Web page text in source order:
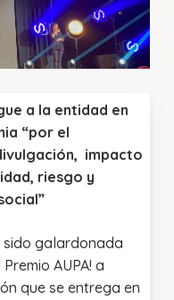
a la entidad en
“por el
impacto
riesgo y
sido galardonada
AUPA! a
que se entrega en